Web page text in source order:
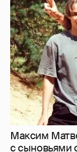
Максим
с сыновьями